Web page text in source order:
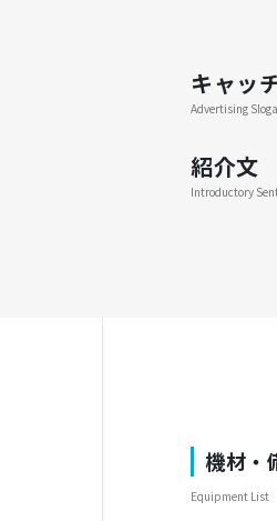
キャッ
Advertising
紹介文
Introductory
機材・
Equipment List